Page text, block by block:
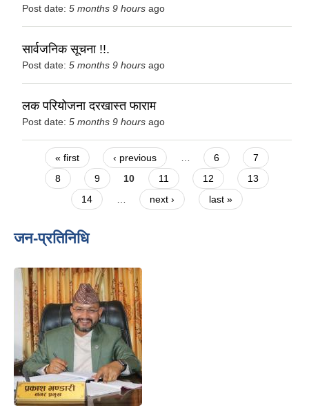
Post date: 5 months 9 hours ago
सार्वजनिक सूचना !!.
Post date: 5 months 9 hours ago
लक परियोजना दरखास्त फाराम
Post date: 5 months 9 hours ago
Pages
« first ‹ previous … 6
7
8
9 10 11 12
13
14
… next › last »
जन-प्रतिनिधि